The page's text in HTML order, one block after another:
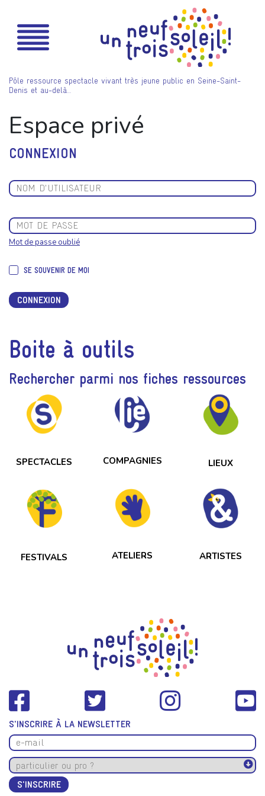
Pôle ressource spectacle vivant très jeune public en Seine-Saint-
Denis et au-delà…
Espace privé
CONNEXION
Mot de passe oublié
SE SOUVENIR DE MOI
CONNEXION
Boite à outils
Rechercher parmi nos fiches ressources
SPECTACLES COMPAGNIES LIEUX
FESTIVALS ATELIERS ARTISTES
S'INSCRIRE À LA NEWSLETTER
S'INSCRIRE